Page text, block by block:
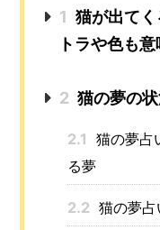
1 猫が出て
トラや色も
2 猫の夢の
2.1 猫の夢占
る夢
2.2 猫の夢